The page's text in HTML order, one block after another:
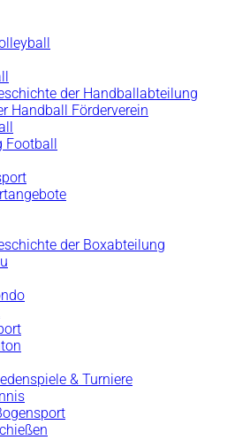
der Handballabteilung
Handball Förderverein
Football
der Boxabteilung
& Turniere